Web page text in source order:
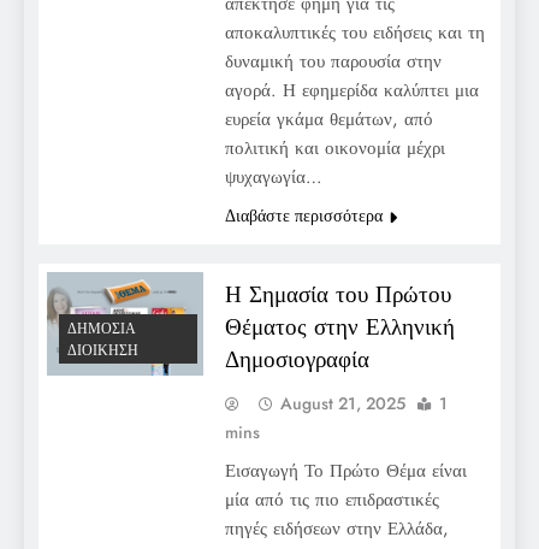
αποκαλυπτικές του ειδήσεις και τη
δυναμική του παρουσία στην
αγορά. Η εφημερίδα καλύπτει μια
ευρεία γκάμα θεμάτων, από
πολιτική και οικονομία μέχρι
ψυχαγωγία…
Διαβάστε περισσότερα
ΔΗΜΌΣΙΑ
ΔΙΟΊΚΗΣΗ
Η Σημασία του Πρώτου
Θέματος στην Ελληνική
Δημοσιογραφία
August 21, 2025
1
mins
Εισαγωγή Το Πρώτο Θέμα είναι
μία από τις πιο επιδραστικές
πηγές ειδήσεων στην Ελλάδα,